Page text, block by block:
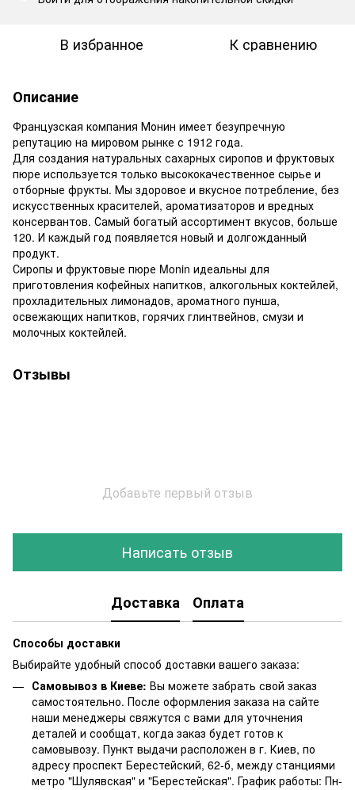
В избранное К сравнению
Описание
Французская компания Монин имеет безупречную
репутацию на мировом рынке с 1912 года.
Для создания натуральных сахарных сиропов и фруктовых
пюре используется только высококачественное сырье и
отборные фрукты. Мы здоровое и вкусное потребление, без
искусственных красителей, ароматизаторов и вредных
консервантов. Самый богатый ассортимент вкусов, больше
120. И каждый год появляется новый и долгожданный
продукт.
Сиропы и фруктовые пюре Monin идеальны для
приготовления кофейных напитков, алкогольных коктейлей,
прохладительных лимонадов, ароматного пунша,
освежающих напитков, горячих глинтвейнов, смузи и
молочных коктейлей.
Отзывы
Добавьте первый отзыв
Написать отзыв
Доставка Оплата
Способы доставки
Выбирайте удобный способ доставки вашего заказа:
Самовывоз в Киеве: Вы можете забрать свой заказ
самостоятельно. После оформления заказа на сайте
наши менеджеры свяжутся с вами для уточнения
деталей и сообщат, когда заказ будет готов к
самовывозу. Пункт выдачи расположен в г. Киев, по
адресу проспект Берестейский, 62-б, между станциями
метро "Шулявская" и "Берестейская". График работы: Пн-